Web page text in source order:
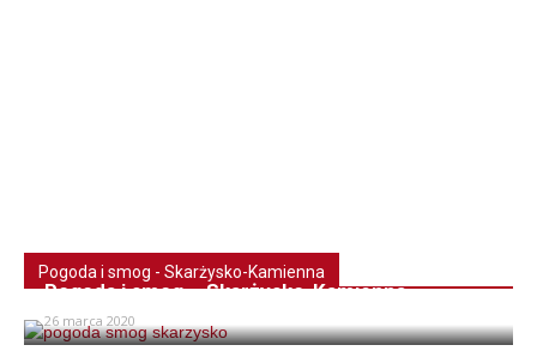
Pogoda i smog - Skarżysko-Kamienna
Pogoda i smog – Skarżysko-Kamienna
26 marca 2020